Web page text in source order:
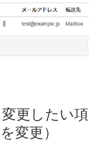
変更したい
変更）